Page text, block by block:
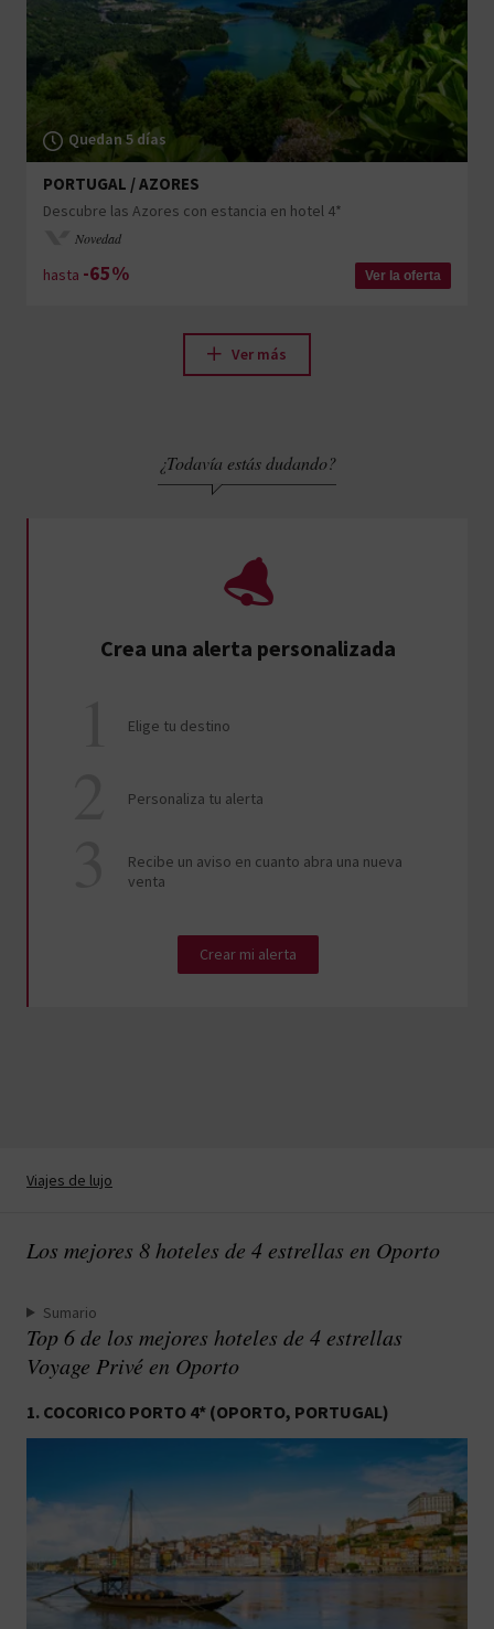
Quedan 5 días
PORTUGAL / AZORES
Descubre las Azores con estancia en hotel 4*
Novedad
hasta -65% Ver la oferta
Ver más
¿Todavía estás dudando?
Crea una alerta personalizada
Elige tu destino
Personaliza tu alerta
Recibe un aviso en cuanto abra una nueva
venta
Crear mi alerta
Viajes de lujo
Los mejores 8 hoteles de 4 estrellas en Oporto
Sumario
Top 6 de los mejores hoteles de 4 estrellas
Voyage Privé en Oporto
1. COCORICO PORTO 4* (OPORTO, PORTUGAL)